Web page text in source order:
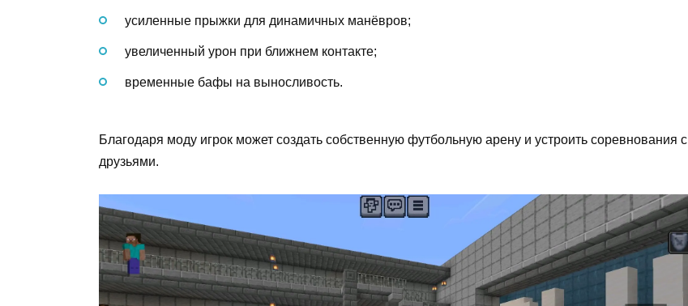
усиленные прыжки для динамичных манёвров;
увеличенный урон при ближнем контакте;
временные бафы на выносливость.
Благодаря моду игрок может создать собственную футбольную арену и устроить соревнования с
друзьями.